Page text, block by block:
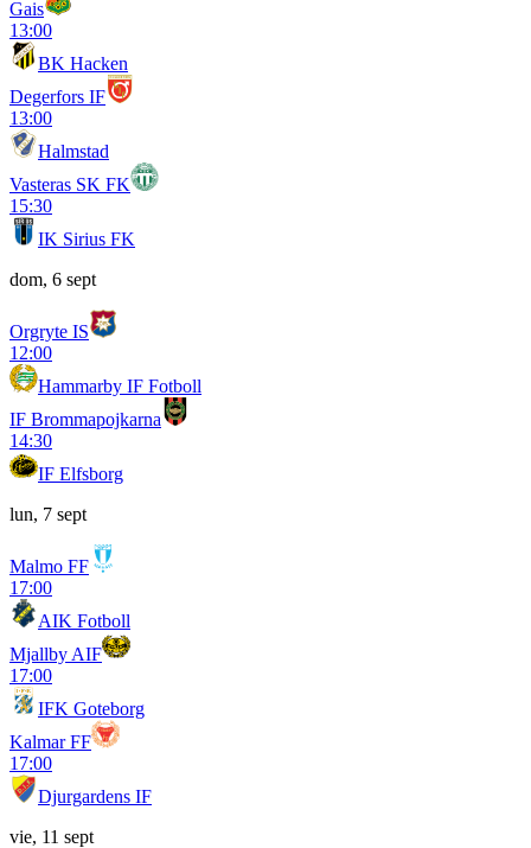
Gais
13:00
BK Hacken
Degerfors IF
13:00
Halmstad
Vasteras SK FK
15:30
IK Sirius FK
dom, 6 sept
Orgryte IS
12:00
Hammarby IF Fotboll
IF Brommapojkarna
14:30
IF Elfsborg
lun, 7 sept
Malmo FF
17:00
AIK Fotboll
Mjallby AIF
17:00
IFK Goteborg
Kalmar FF
17:00
Djurgardens IF
vie, 11 sept